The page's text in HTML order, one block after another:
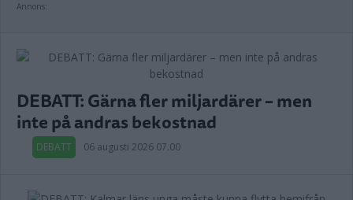
Annons:
DEBATT: Gärna fler miljardärer – men
inte på andras bekostnad
DEBATT 06 augusti 2026 07.00